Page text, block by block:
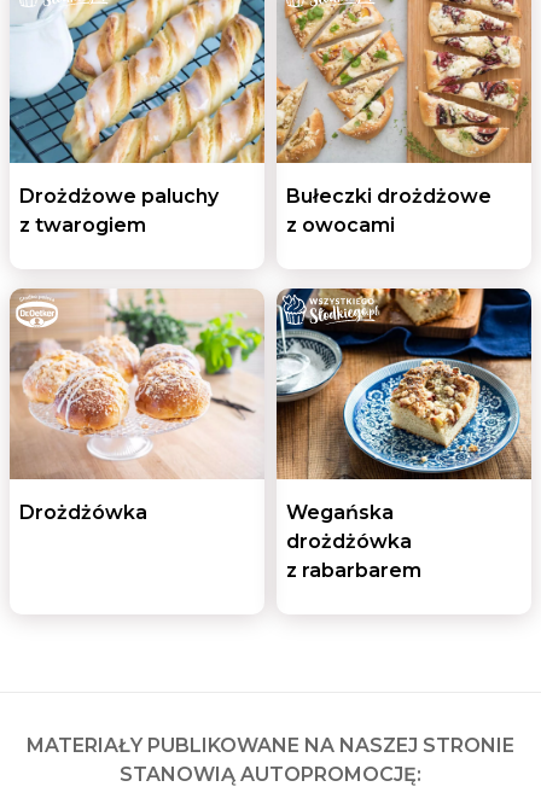
Drożdżowe paluchy
z twarogiem
Bułeczki drożdżowe
z owocami
Drożdżówka
Wegańska
drożdżówka
z rabarbarem
MATERIAŁY PUBLIKOWANE NA NASZEJ STRONIE
STANOWIĄ AUTOPROMOCJĘ: